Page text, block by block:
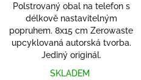
Polstrovaný obal na telefon s
délkově nastavitelným
popruhem. 8x15 cm Zerowaste
upcyklovaná autorská tvorba.
Jediný originál.
SKLADEM